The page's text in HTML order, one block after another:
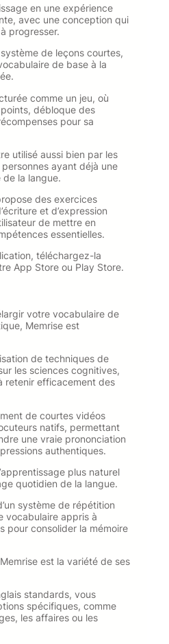
en une expérience
avec une conception qui
progresser.
de leçons courtes,
de base à la
comme un jeu, où
débloque des
pour sa
utilisé aussi bien par les
ayant déjà une
la langue.
des exercices
et d’expression
de mettre en
essentielles.
téléchargez-la
App Store ou Play Store.
votre vocabulaire de
Memrise est
de techniques de
les sciences cognitives,
retenir efficacement des
de courtes vidéos
natifs, permettant
une vraie prononciation
authentiques.
plus naturel
quotidien de la langue.
système de répétition
vocabulaire appris à
pour consolider la mémoire
est la variété de ses
standards, vous
spécifiques, comme
les affaires ou les